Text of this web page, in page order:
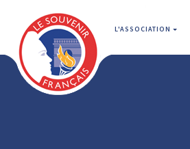
L'ASSOCIATION